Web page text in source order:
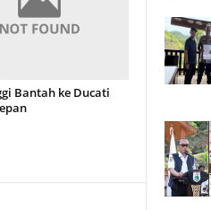
Bantah ke Ducati